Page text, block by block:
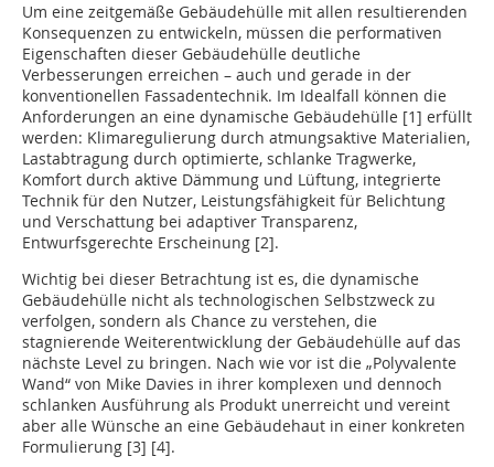
Um eine zeitgemäße Gebäudehülle mit allen resultierenden
Konsequenzen zu entwickeln, müssen die performativen
Eigenschaften dieser Gebäudehülle deutliche
Verbesserungen erreichen – auch und gerade in der
konventionellen Fassadentechnik. Im Idealfall können die
Anforderungen an eine dynamische Gebäudehülle [1] erfüllt
werden: Klimaregulierung durch atmungsaktive Materialien,
Lastabtragung durch optimierte, schlanke Tragwerke,
Komfort durch aktive Dämmung und Lüftung, integrierte
Technik für den Nutzer, Leistungsfähigkeit für Belichtung
und Verschattung bei adaptiver Transparenz,
Entwurfsgerechte Erscheinung [2].
Wichtig bei dieser Betrachtung ist es, die dynamische
Gebäudehülle nicht als technologischen Selbstzweck zu
verfolgen, sondern als Chance zu verstehen, die
stagnierende Weiterentwicklung der Gebäudehülle auf das
nächste Level zu bringen. Nach wie vor ist die „Polyvalente
Wand“ von Mike Davies in ihrer komplexen und dennoch
schlanken Ausführung als Produkt unerreicht und vereint
aber alle Wünsche an eine Gebäudehaut in einer konkreten
Formulierung [3] [4].